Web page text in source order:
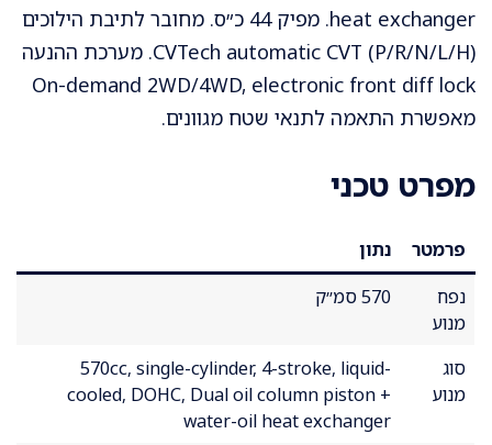
heat exchanger. מפיק 44 כ״ס. מחובר לתיבת הילוכים
CVTech automatic CVT (P/R/N/L/H). מערכת ההנעה
On-demand 2WD/4WD, electronic front diff lock
מאפשרת התאמה לתנאי שטח מגוונים.
מפרט טכני
פרמטר
נתון
נפח
מנוע
570 סמ״ק
סוג
מנוע
570cc, single-cylinder, 4-stroke, liquid-
cooled, DOHC, Dual oil column piston +
water-oil heat exchanger